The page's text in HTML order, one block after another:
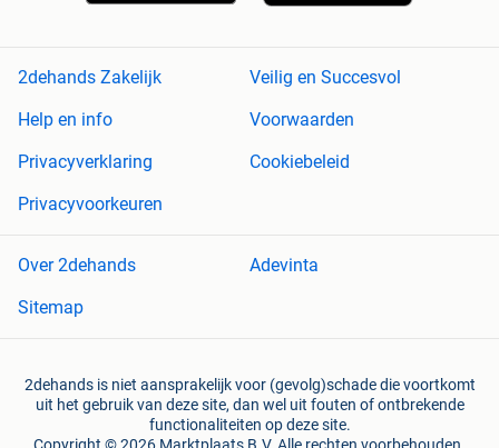
2dehands Zakelijk
Veilig en Succesvol
Help en info
Voorwaarden
Privacyverklaring
Cookiebeleid
Privacyvoorkeuren
Over 2dehands
Adevinta
Sitemap
2dehands is niet aansprakelijk voor (gevolg)schade die voortkomt
uit het gebruik van deze site, dan wel uit fouten of ontbrekende
functionaliteiten op deze site.